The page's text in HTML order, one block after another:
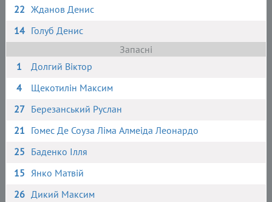
22 Жданов Денис
14 Голуб Денис
Запасні
1
Долгий Віктор
4
Щекотилін Максим
27 Березанський Руслан
21 Гомес Де Соуза Ліма Алмеіда Леонардо
25 Баденко Ілля
15 Янко Матвій
26 Дикий Максим